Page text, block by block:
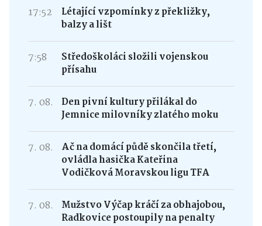
17:52
Létající vzpomínky z překližky,
balzy a lišt
7:58
Středoškoláci složili vojenskou
přísahu
7. 08.
Den pivní kultury přilákal do
Jemnice milovníky zlatého moku
7. 08.
Ač na domácí půdě skončila třetí,
ovládla hasička Kateřina
Vodičková Moravskou ligu TFA
7. 08.
Mužstvo Výčap kráčí za obhajobou,
Radkovice postoupily na penalty